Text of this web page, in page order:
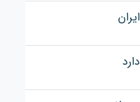
ایران
دارد